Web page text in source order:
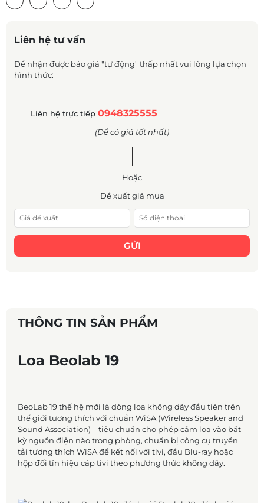
Liên hệ tư vấn
Để nhận được báo giá "tự động" thấp nhất vui lòng lựa chọn
hình thức:
Liên hệ trực tiếp 0948325555
(Để có giá tốt nhất)
Hoặc
Đề xuất giá mua
GỬI
THÔNG TIN SẢN PHẨM
Loa Beolab 19
BeoLab 19 thế hệ mới là dòng loa không dây đầu tiên trên
thế giới tương thích với chuẩn WiSA (Wireless Speaker and
Sound Association) – tiêu chuẩn cho phép cắm loa vào bất
kỳ nguồn điện nào trong phòng, chuẩn bị công cụ truyền
tải tương thích WiSA để kết nối với tivi, đầu Blu-ray hoặc
hộp đối tín hiệu cáp tivi theo phương thức không dây.